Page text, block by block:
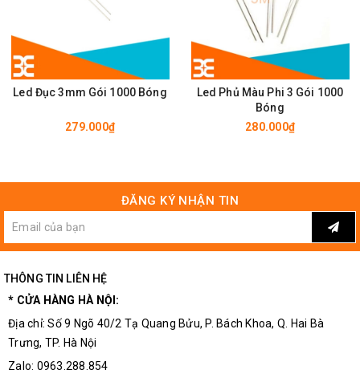
Led Đục 3mm Gói 1000 Bóng
279.000₫
Led Phủ Màu Phi 3 Gói 1000
Bóng
280.000₫
ĐĂNG KÝ NHẬN TIN
THÔNG TIN LIÊN HỆ
* CỬA HÀNG HÀ NỘI:
Địa chỉ: Số 9 Ngõ 40/2 Tạ Quang Bửu, P. Bách Khoa, Q. Hai Bà
Trưng, TP. Hà Nội
Zalo: 0963.288.854